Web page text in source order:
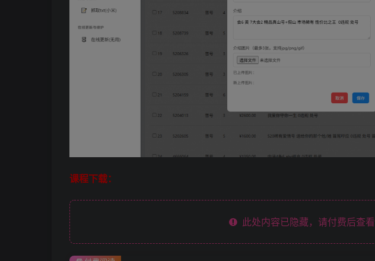
课程下载：
此处内容已隐藏，请付费后查看